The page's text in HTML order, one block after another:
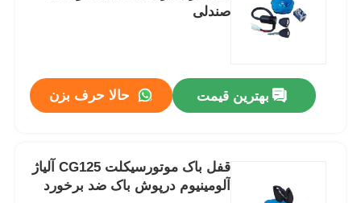
صندلی
بهترین قیمت حالا حرف بزن
قفل باک موتورسیکلت CG125 آلیاژ
آلومینیوم درپوش باک ضد برخورد